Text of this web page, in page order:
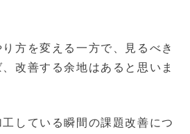
方を変える一方で、見るべき
改善する余地はあると思いま
している瞬間の課題改善につ